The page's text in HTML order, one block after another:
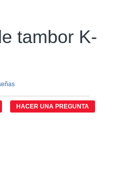
tambor K-
HACER UNA PREGUNTA